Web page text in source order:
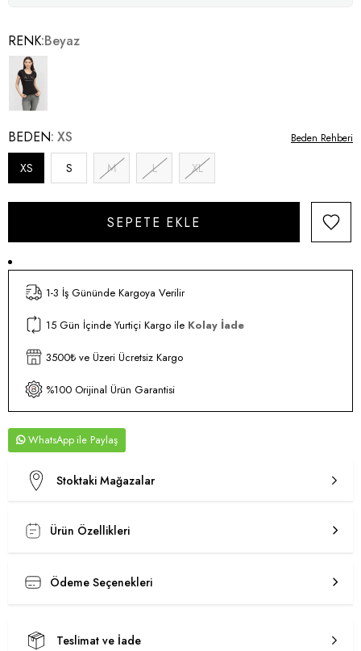
RENK Beyaz
BEDEN XS
XS S M L XL
Beden Rehberi
1-3 İş Gününde Kargoya Verilir
15 Gün İçinde Yurtiçi Kargo ile Kolay İade
3500₺ ve Üzeri Ücretsiz Kargo
%100 Orijinal Ürün Garantisi
WhatsApp
Stoktaki Mağazalar
Ürün Özellikleri
Ödeme Seçenekleri
Teslimat ve İade